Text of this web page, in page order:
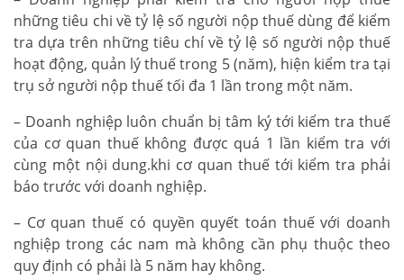
những tiêu chi về tỷ lệ số người nộp thuế dùng để kiểm
tra dựa trên những tiêu chí về tỷ lệ số người nộp thuế
hoạt động, quản lý thuế trong 5 (năm), hiện kiểm tra tại
trụ sở người nộp thuế tối đa 1 lần trong một năm.
– Doanh nghiệp luôn chuẩn bị tâm ký tới kiểm tra thuế
của cơ quan thuế không được quá 1 lần kiểm tra với
cùng một nội dung.khi cơ quan thuế tới kiểm tra phải
báo trước với doanh nghiệp.
– Cơ quan thuế có quyền quyết toán thuế với doanh
nghiệp trong các nam mà không cần phụ thuộc theo
quy định có phải là 5 năm hay không.